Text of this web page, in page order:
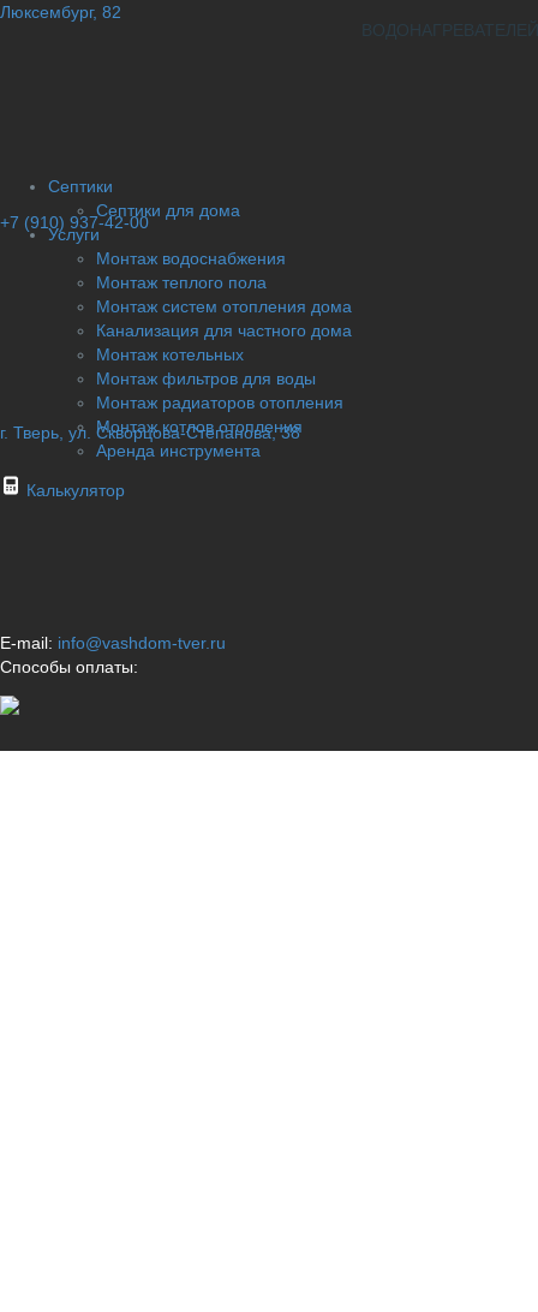
ВОДОНАГРЕВАТЕЛЕЙ
Септики
Септики для дома
Услуги
Монтаж водоснабжения
Монтаж теплого пола
Монтаж систем отопления дома
Канализация для частного дома
Монтаж котельных
Монтаж фильтров для воды
Монтаж радиаторов отопления
Монтаж котлов отопления
Аренда инструмента
Калькулятор
Люксембург, 82
+7 (910) 937-42-00
г. Тверь, ул. Скворцова-Степанова, 38
E-mail: info@vashdom-tver.ru
Способы оплаты: